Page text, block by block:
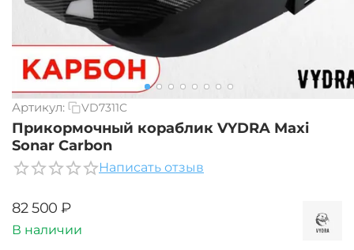
Артикул: VD7311C
Прикормочный кораблик VYDRA Maxi
Sonar Carbon
Написать отзыв
‍82 500‍ ₽
В наличии